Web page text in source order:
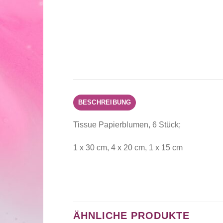
BESCHREIBUNG
Tissue Papierblumen, 6 Stück;
1 x 30 cm, 4 x 20 cm, 1 x 15 cm
ÄHNLICHE PRODUKTE